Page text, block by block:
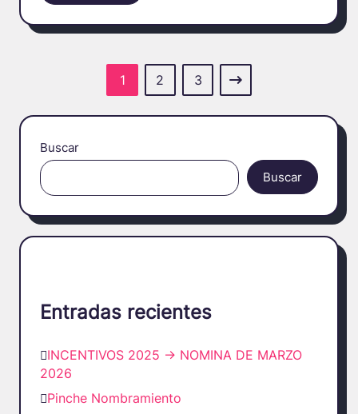
1 2 3
Buscar
Buscar
Entradas recientes
INCENTIVOS 2025 -> NOMINA DE MARZO
2026
Pinche Nombramiento